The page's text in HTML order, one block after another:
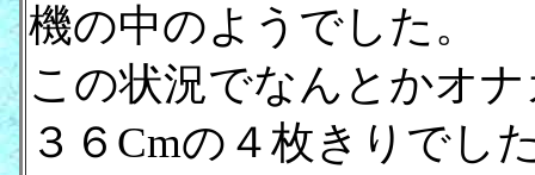
機の中のようでした。
この状況でなんとかオ
３６Cmの４枚きりでし